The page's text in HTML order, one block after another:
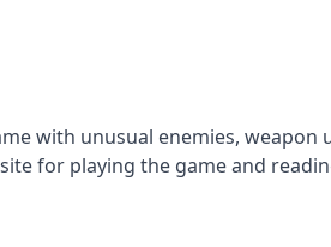
with unusual enemies,
for playing the game and